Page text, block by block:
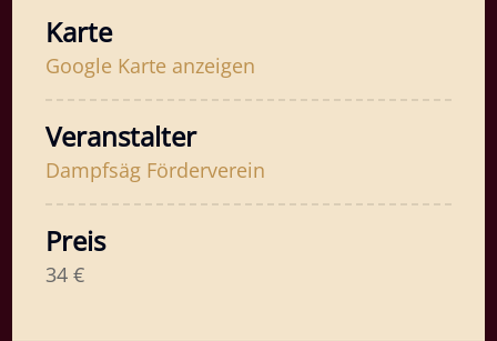
Karte
Google Karte anzeigen
Veranstalter
Dampfsäg Förderverein
Preis
34 €